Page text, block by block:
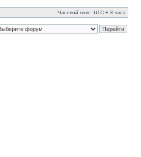
Часовой пояс: UTC + 3 часа